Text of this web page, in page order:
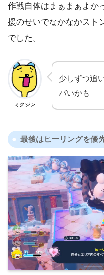
作戦自体はまぁまぁよか
援のせいでなかなかスト
でした。
ミクジン
少しずつ追
バいかも
最後はヒーリングを優